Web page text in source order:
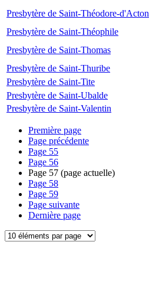
Presbytère de Saint-Théodore-d'Acton
Presbytère de Saint-Théophile
Presbytère de Saint-Thomas
Presbytère de Saint-Thuribe
Presbytère de Saint-Tite
Presbytère de Saint-Ubalde
Presbytère de Saint-Valentin
Première page
Page précédente
Page 55
Page 56
Page 57 (page actuelle)
Page 58
Page 59
Page suivante
Dernière page